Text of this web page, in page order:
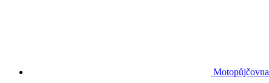
Motopůjčovna